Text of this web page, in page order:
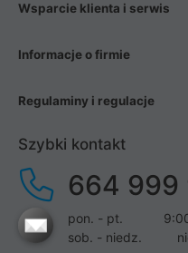
Wsparcie klienta i serwis
Informacje o firmie
Regulaminy i regulacje
Szybki kontakt
664 999
pon. - pt.
sob. - niedz.